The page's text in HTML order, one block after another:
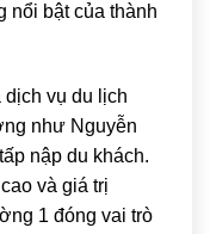
nổi bật của thành
dịch vụ du lịch
như Nguyễn
nập du khách.
và giá trị
1 đóng vai trò